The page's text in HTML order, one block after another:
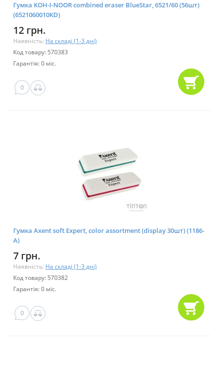
Гумка KOH-I-NOOR combined eraser BlueStar, 6521/60 (56шт)
(6521060010KD)
12 грн.
Наявність: На складі (1-3 дні)
Код товару: 570383
Гарантія: 0 міс.
0
Гумка Axent soft Expert, color assortment (display 30шт) (1186-
А)
7 грн.
Наявність: На складі (1-3 дні)
Код товару: 570382
Гарантія: 0 міс.
0